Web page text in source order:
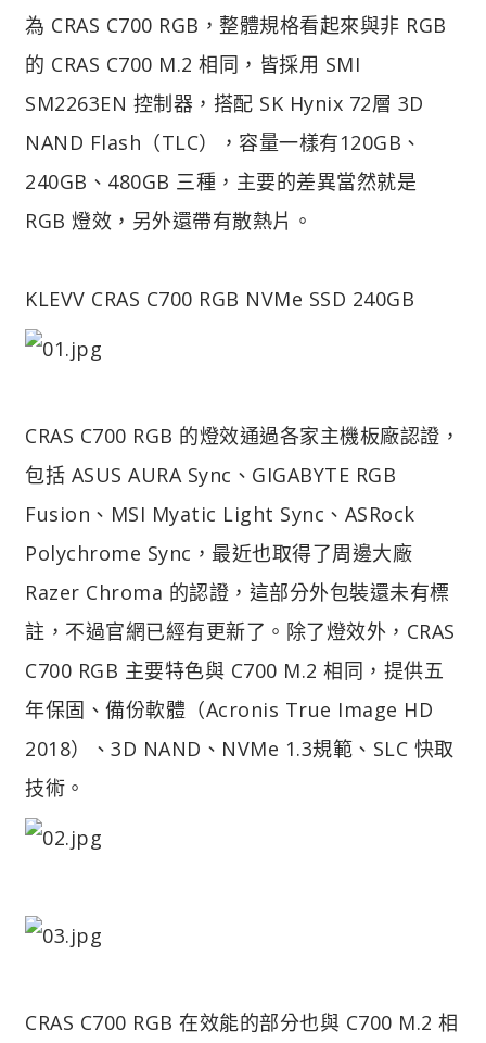
為 CRAS C700 RGB，整體規格看起來與非 RGB
的 CRAS C700 M.2 相同，皆採用 SMI
SM2263EN 控制器，搭配 SK Hynix 72層 3D
NAND Flash（TLC），容量一樣有120GB、
240GB、480GB 三種，主要的差異當然就是
RGB 燈效，另外還帶有散熱片。
KLEVV CRAS C700 RGB NVMe SSD 240GB
CRAS C700 RGB 的燈效通過各家主機板廠認證，
包括 ASUS AURA Sync、GIGABYTE RGB
Fusion、MSI Myatic Light Sync、ASRock
Polychrome Sync，最近也取得了周邊大廠
Razer Chroma 的認證，這部分外包裝還未有標
註，不過官網已經有更新了。除了燈效外，CRAS
C700 RGB 主要特色與 C700 M.2 相同，提供五
年保固、備份軟體（Acronis True Image HD
2018）、3D NAND、NVMe 1.3規範、SLC 快取
技術。
CRAS C700 RGB 在效能的部分也與 C700 M.2 相